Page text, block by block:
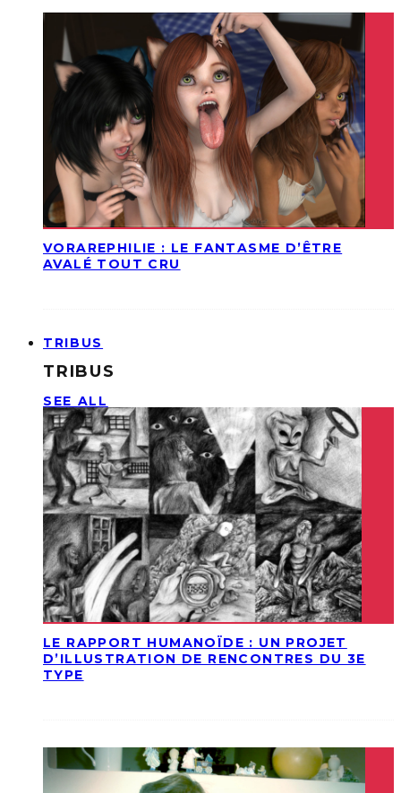
VORAREPHILIE : LE FANTASME D’ÊTRE
AVALÉ TOUT CRU
TRIBUS
TRIBUS
SEE ALL
LE RAPPORT HUMANOÏDE : UN PROJET
D’ILLUSTRATION DE RENCONTRES DU 3E
TYPE